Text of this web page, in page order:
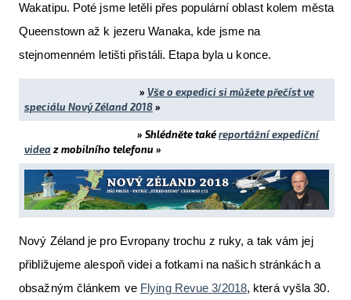
Wakatipu. Poté jsme letěli přes populární oblast kolem města
Queenstown až k jezeru Wanaka, kde jsme na
stejnomenném letišti přistáli. Etapa byla u konce.
» Vše o expedici si můžete přečíst ve
speciálu Nový Zéland 2018»
» Shlédněte takéreportážní expediční
videaz mobilního telefonu »
Nový Zéland je pro Evropany trochu z ruky, a tak vám jej
přibližujeme alespoň videi a fotkami na našich stránkách a
obsažným článkem ve Flying Revue 3/2018, která vyšla 30.